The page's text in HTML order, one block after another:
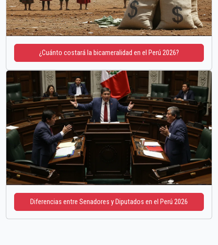
¿Cuánto costará la bicameralidad en el Perú 2026?
Diferencias entre Senadores y Diputados en el Perú 2026